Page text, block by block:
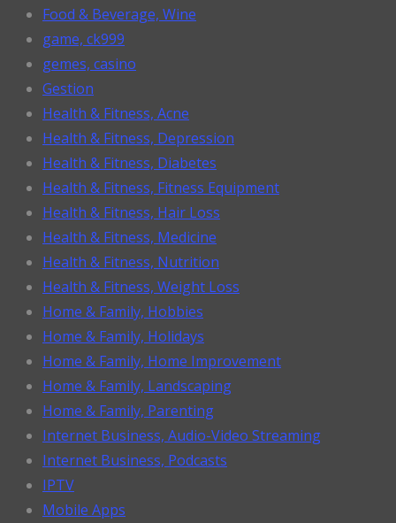
Food & Beverage, Wine
game, ck999
gemes, casino
Gestion
Health & Fitness, Acne
Health & Fitness, Depression
Health & Fitness, Diabetes
Health & Fitness, Fitness Equipment
Health & Fitness, Hair Loss
Health & Fitness, Medicine
Health & Fitness, Nutrition
Health & Fitness, Weight Loss
Home & Family, Hobbies
Home & Family, Holidays
Home & Family, Home Improvement
Home & Family, Landscaping
Home & Family, Parenting
Internet Business, Audio-Video Streaming
Internet Business, Podcasts
IPTV
Mobile Apps